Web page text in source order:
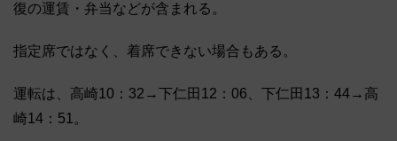
復の運賃・弁当などが含まれる。
指定席ではなく、着席できない場合もある。
運転は、高崎10：32→下仁田12：06、下仁田13：44→高
崎14：51。